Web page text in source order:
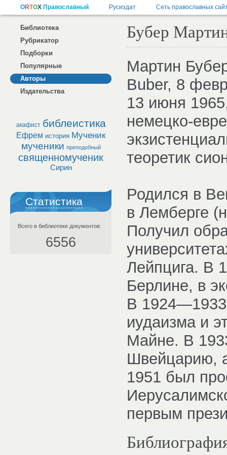
Библиотека
Рубрикатор
Подборки
Популярные
Авторы
Издательства
акафист библеистика
Ефрем история Мученик
мученики преподобный
священномученик
Сирин
Статистика
Всего в библиотеке документов:
6556
Бубер
Мартин
Buber, 8
13 июня
немецко-
теоретик
Родился в
в Лемберге
Получил
Лейпцига. В
Берлине, в
В
иудаизма и
Майне. В
Швейцарию,
1951 был
первым